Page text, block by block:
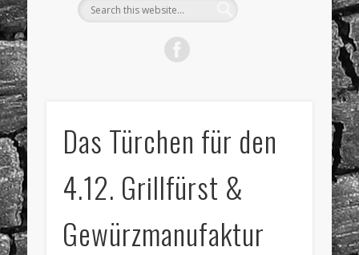
Das Türchen für den
4.12. Grillfürst &
Gewürzmanufaktur